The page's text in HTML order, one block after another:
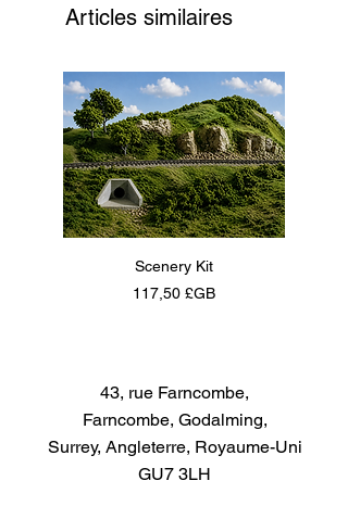
Articles similaires
Scenery Kit
Prix
117,50 £GB
43, rue Farncombe,
Farncombe, Godalming,
Surrey, Angleterre, Royaume-Uni
GU7 3LH